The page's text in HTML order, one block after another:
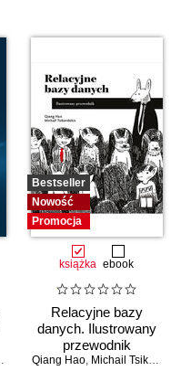
, Upom Malik ,
Bestseller
Nowość
Promocja
książka ebook
Relacyjne bazy
danych. Ilustrowany
przewodnik
Qiang Hao, Michail Tsikerdekis